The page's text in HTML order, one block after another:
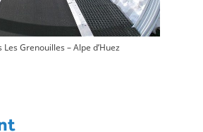
Grenouilles – Alpe d’Huez